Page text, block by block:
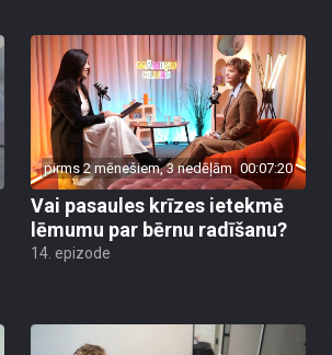
pirms 2 mēnešiem, 3 nedēļām 00:07:20
Vai pasaules krīzes ietekmē
lēmumu par bērnu radīšanu?
14. epizode